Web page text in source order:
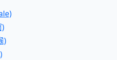
)
)